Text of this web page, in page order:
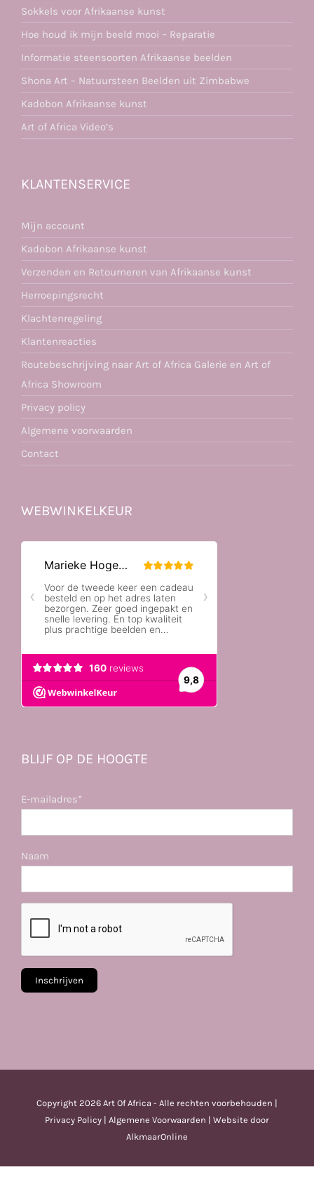
Sokkels voor Afrikaanse kunst
Hoe houd ik mijn beeld mooi – Reparatie
Informatie steensoorten Afrikaanse beelden
Shona Art – Natuursteen Beelden uit Zimbabwe
Kadobon Afrikaanse kunst
Art of Africa Video’s
KLANTENSERVICE
Mijn account
Kadobon Afrikaanse kunst
Verzenden en Retourneren van Afrikaanse kunst
Herroepingsrecht
Klachtenregeling
Klantenreacties
Routebeschrijving naar Art of Africa Galerie en Art of
Africa Showroom
Privacy policy
Algemene voorwaarden
Contact
WEBWINKELKEUR
BLIJF OP DE HOOGTE
E-mailadres*
Naam
Copyright 2026 Art Of Africa - Alle rechten voorbehouden |
Privacy Policy | Algemene Voorwaarden | Website door
AlkmaarOnline